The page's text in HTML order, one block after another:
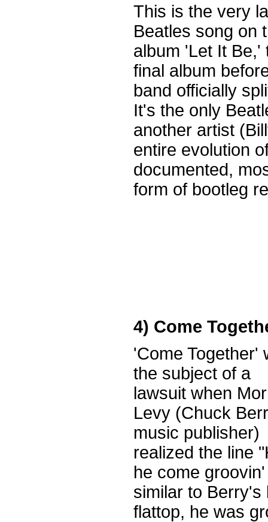
This is the very
Beatles song on
album 'Let It Be,'
final album
band officially
It's the only
another artist
entire evolution
documented,
form of bootleg
4) Come
'Come Together'
the subject of a
lawsuit when
Levy (Chuck
music publisher)
realized the line
he come
similar to Berry's
flattop, he was